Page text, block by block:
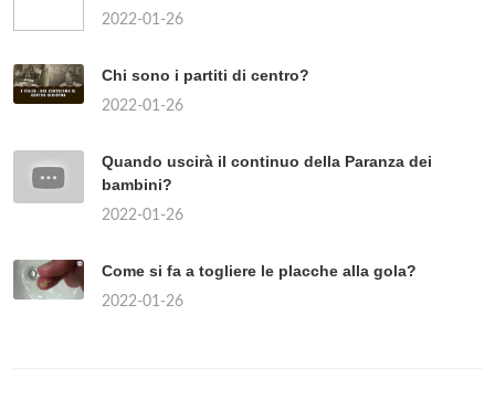
2022-01-26
Chi sono i partiti di centro?
2022-01-26
Quando uscirà il continuo della Paranza dei
bambini?
2022-01-26
Come si fa a togliere le placche alla gola?
2022-01-26